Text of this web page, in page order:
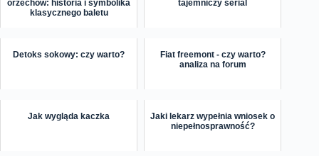
orzechów: historia i symbolika
klasycznego baletu
tajemniczy serial
Detoks sokowy: czy warto?
Fiat freemont - czy warto?
analiza na forum
Jak wygląda kaczka
Jaki lekarz wypełnia wniosek o
niepełnosprawność?